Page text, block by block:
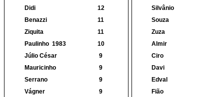
Didi
12
Silvânio
Benazzi
11
Souza
Ziquita
11
Zuza
Paulinho 1983 10
Almir
Júlio César
9
Ciro
Mauricinho
9
Davi
Serrano
9
Edval
Vágner
9
Fião